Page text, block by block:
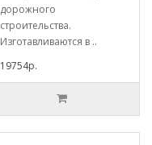
дорожного
строительства.
Изготавливаются в ..
19754р.